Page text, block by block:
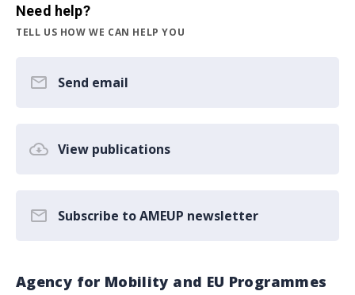
Need help?
TELL US HOW WE CAN HELP YOU
Send email
View publications
Subscribe to AMEUP newsletter
Agency for Mobility and EU Programmes